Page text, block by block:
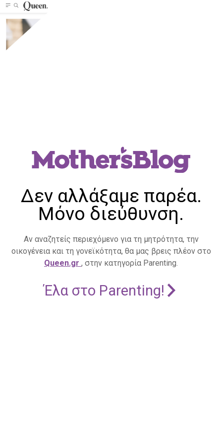
Δεν αλλάξαμε παρέα.
Μόνο διεύθυνση.
Αν αναζητείς περιεχόμενο για τη μητρότητα, την
οικογένεια και τη γονεϊκότητα, θα μας βρεις πλέον στο
Queen.gr , στην κατηγορία Parenting.
Έλα στο Parenting!